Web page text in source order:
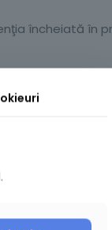
încheiată în
în
Evidența